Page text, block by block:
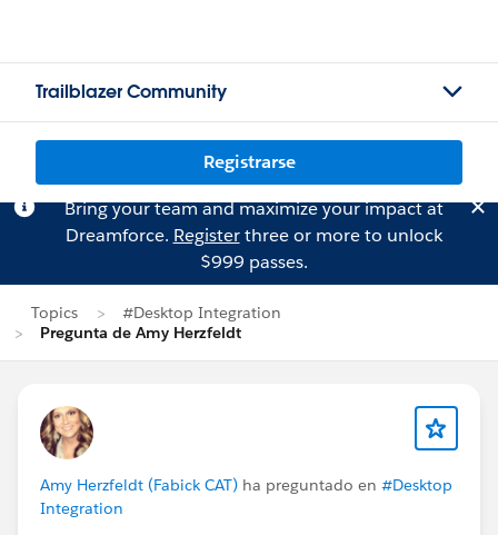
Trailblazer Community
Registrarse
Bring your team and maximize your impact at
Dreamforce. Registerthree or more to unlock
$999 passes.
Topics
#Desktop Integration
Pregunta de Amy Herzfeldt
Amy Herzfeldt (Fabick CAT) ha preguntado en #Desktop
Integration